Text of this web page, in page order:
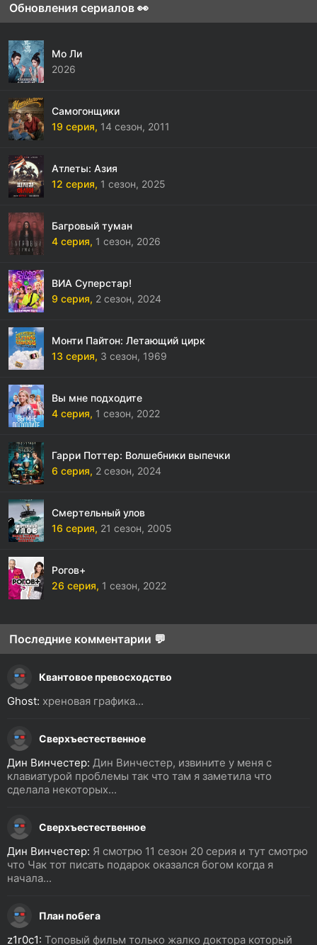
Обновления сериалов 👀
Мо Ли
2026
Самогонщики
19 серия, 14 сезон, 2011
Атлеты: Азия
12 серия, 1 сезон, 2025
Багровый туман
4 серия, 1 сезон, 2026
ВИА Суперстар!
9 серия, 2 сезон, 2024
Монти Пайтон: Летающий цирк
13 серия, 3 сезон, 1969
Вы мне подходите
4 серия, 1 сезон, 2022
Гарри Поттер: Волшебники выпечки
6 серия, 2 сезон, 2024
Смертельный улов
16 серия, 21 сезон, 2005
Рогов+
26 серия, 1 сезон, 2022
Последние комментарии 💬
Квантовое превосходство
Ghost: хреновая графика...
Сверхъестественное
Дин Винчестер: Дин Винчестер, извините у меня с
клавиатурой проблемы так что там я заметила что
сделала некоторых...
Сверхъестественное
Дин Винчестер: Я смотрю 11 сезон 20 серия и тут смотрю
что Чак тот писать подарок оказался богом когда я
начала...
План побега
z1r0c1: Топовый фильм только жалко доктора который